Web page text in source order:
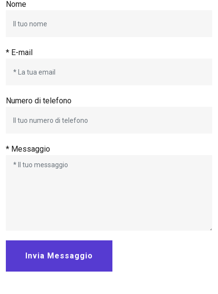
Nome
* E-mail
Numero di telefono
* Messaggio
Invia Messaggio